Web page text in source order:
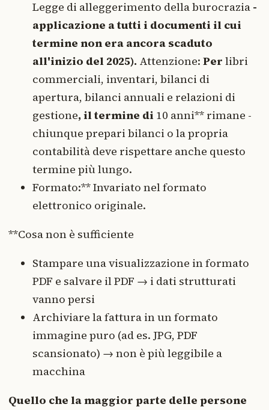
Legge di alleggerimento della burocrazia -
applicazione a tutti i documenti il cui
termine non era ancora scaduto
all'inizio del 2025). Attenzione: Per libri
commerciali, inventari, bilanci di
apertura, bilanci annuali e relazioni di
gestione, il termine di 10 anni** rimane -
chiunque prepari bilanci o la propria
contabilità deve rispettare anche questo
termine più lungo.
Formato:** Invariato nel formato
elettronico originale.
**Cosa non è sufficiente
Stampare una visualizzazione in formato
PDF e salvare il PDF → i dati strutturati
vanno persi
Archiviare la fattura in un formato
immagine puro (ad es. JPG, PDF
scansionato) → non è più leggibile a
macchina
Quello che la maggior parte delle persone